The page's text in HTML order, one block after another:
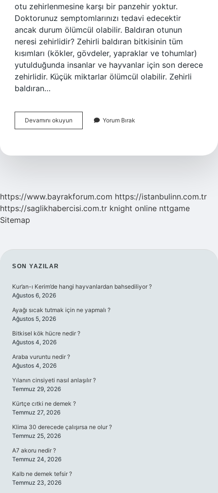
otu zehirlenmesine karşı bir panzehir yoktur.
Doktorunuz semptomlarınızı tedavi edecektir
ancak durum ölümcül olabilir. Baldıran otunun
neresi zehirlidir? Zehirli baldıran bitkisinin tüm
kısımları (kökler, gövdeler, yapraklar ve tohumlar)
yutulduğunda insanlar ve hayvanlar için son derece
zehirlidir. Küçük miktarlar ölümcül olabilir. Zehirli
baldıran…
Devamını okuyun Baldıran
Otu
Olur
Yorum Bırak
https://www.bayrakforum.com https://istanbulinn.com.tr
https://saglikhabercisi.com.tr knight online nttgame
Sitemap
SIDEBAR
SON YAZILAR
Kur’an-ı Kerim’de hangi hayvanlardan bahsediliyor ?
Ağustos 6, 2026
Ayağı sıcak tutmak için ne yapmalı ?
Ağustos 5, 2026
Bitkisel kök hücre nedir ?
Ağustos 4, 2026
Araba vuruntu nedir ?
Ağustos 4, 2026
Yılanın cinsiyeti nasıl anlaşılır ?
Temmuz 29, 2026
Kürtçe cıtki ne demek ?
Temmuz 27, 2026
Klima 30 derecede çalışırsa ne olur ?
Temmuz 25, 2026
A7 akoru nedir ?
Temmuz 24, 2026
Kalb ne demek tefsir ?
Temmuz 23, 2026